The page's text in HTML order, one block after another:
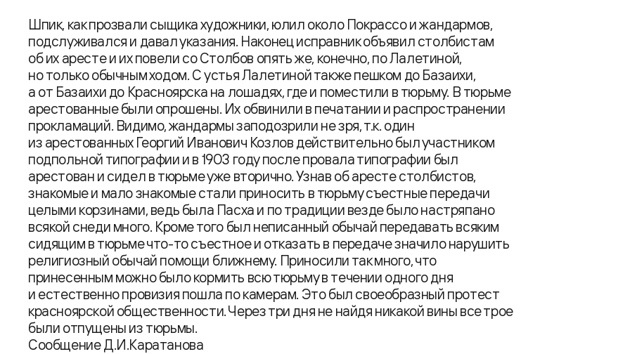
Шпик, как прозвали сыщика художники, юлил около Покрассо и жандармов,
подслуживался и давал указания. Наконец исправник объявил столбистам
об их аресте и их повели со Столбов опять же, конечно, по Лалетиной,
но только обычным ходом. С устья Лалетиной также пешком до Базаихи,
а от Базаихи до Красноярска на лошадях, где и поместили в тюрьму. В тюрьме
арестованные были опрошены. Их обвинили в печатании и распространении
прокламаций. Видимо, жандармы заподозрили не зря, т.к. один
из арестованных Георгий Иванович Козлов действительно был участником
подпольной типографии и в 1903 году после провала типографии был
арестован и сидел в тюрьме уже вторично. Узнав об аресте столбистов,
знакомые и мало знакомые стали приносить в тюрьму съестные передачи
целыми корзинами, ведь была Пасха и по традиции везде было настряпано
всякой снеди много. Кроме того был неписанный обычай передавать всяким
сидящим в тюрьме что-то съестное и отказать в передаче значило нарушить
религиозный обычай помощи ближнему. Приносили так много, что
принесенным можно было кормить всю тюрьму в течении одного дня
и естественно провизия пошла по камерам. Это был своеобразный протест
красноярской общественности. Через три дня не найдя никакой вины все трое
были отпущены из тюрьмы.
Сообщение Д.И.Каратанова